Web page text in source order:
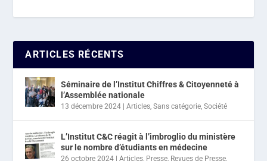
ARTICLES RÉCENTS
Séminaire de l’Institut Chiffres & Citoyenneté à
l’Assemblée nationale
13 décembre 2024 |Articles,Sans catégorie,Société
L’Institut C&C réagit à l’imbroglio du ministère
sur le nombre d’étudiants en médecine
26 octobre 2024 |Articles, Presse, Revues de Presse,